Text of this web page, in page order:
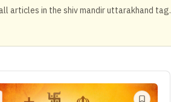
articles in the shiv mandir uttarakhand tag.